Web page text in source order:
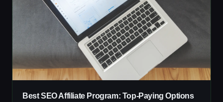
Best SEO Affiliate Program: Top-Paying Options